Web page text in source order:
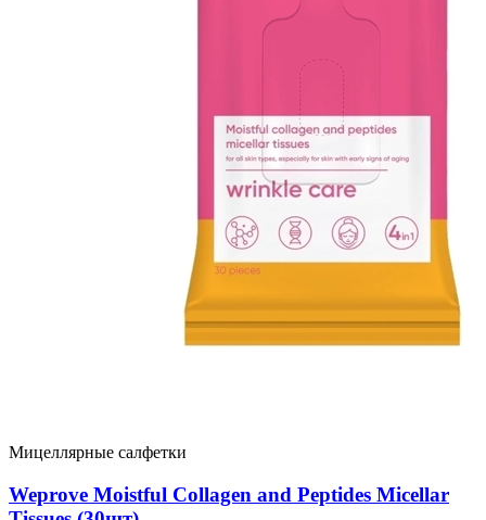
Мицеллярные салфетки
Weprove Moistful Collagen and Peptides Micellar